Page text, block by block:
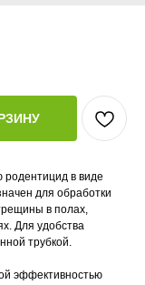
в виде
для обработки
в полах,
Для удобства
трубкой.
эффективностью